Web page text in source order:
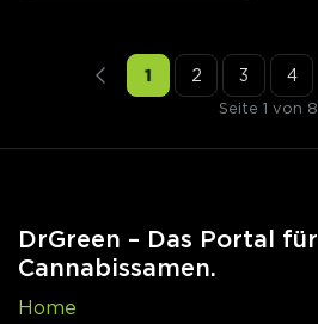
1 2 3 4
Seite 1 von 8
DrGreen – Das Portal für
Cannabissamen.
Home